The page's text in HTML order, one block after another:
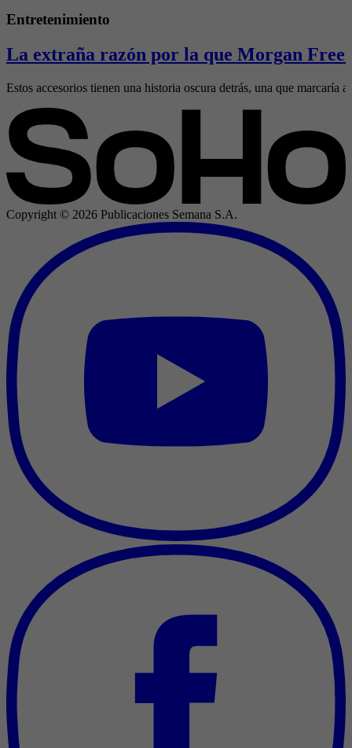
Entretenimiento
La extraña razón por la que Morgan
Estos accesorios tienen una historia oscura detrás, una que marcaría
Copyright © 2026 Publicaciones Semana S.A.